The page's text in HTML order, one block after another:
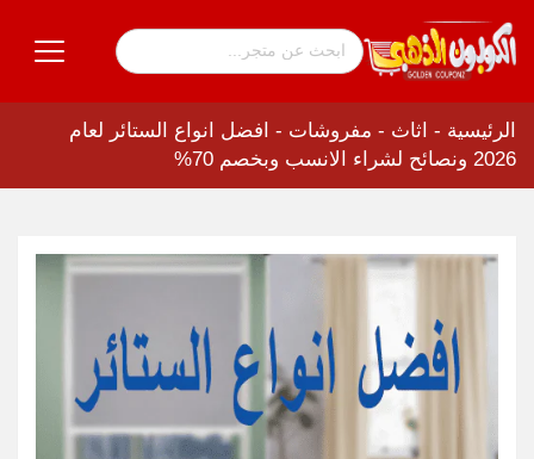
الرئيسية - اثاث - مفروشات - افضل انواع الستائر لعام
2026 ونصائح لشراء الانسب وبخصم 70%